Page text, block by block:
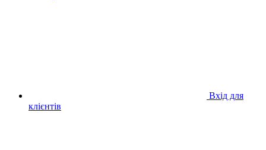
Вхід для
клієнтів